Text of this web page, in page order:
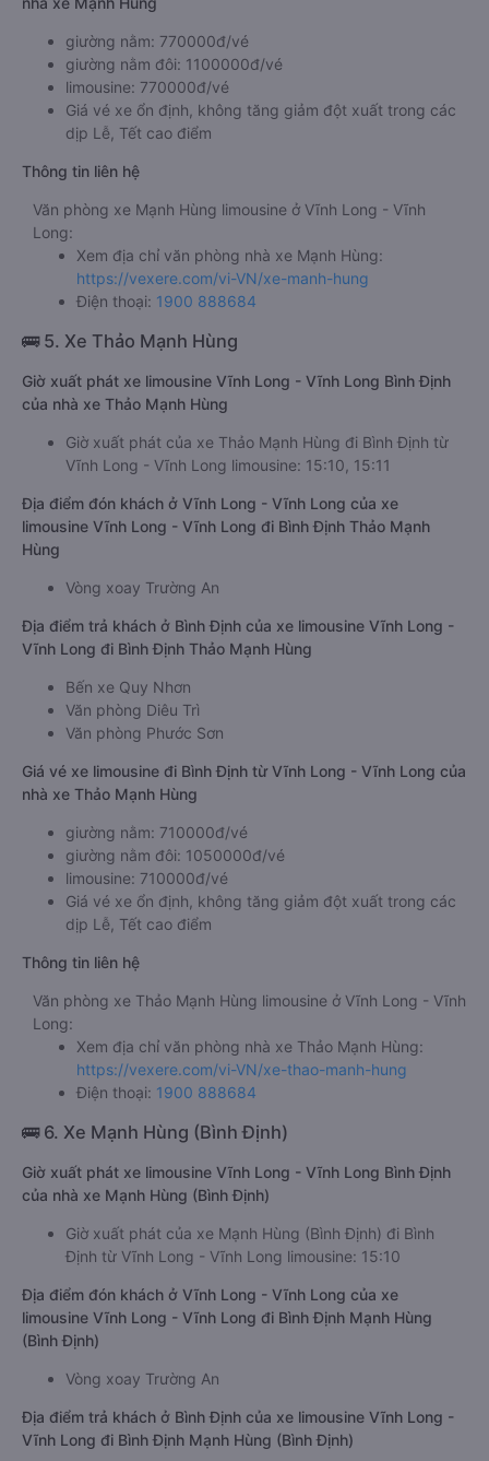
giường nằm: 770000đ/vé
giường nằm đôi: 1100000đ/vé
limousine: 770000đ/vé
Giá vé xe ổn định, không tăng giảm đột xuất trong các
dịp Lễ, Tết cao điểm
Thông tin liên hệ
Văn phòng xe Mạnh Hùng limousine ở Vĩnh Long - Vĩnh
Long:
Xem địa chỉ văn phòng nhà xe Mạnh Hùng:
https://vexere.com/vi-VN/xe-manh-hung
Điện thoại: 1900 888684
🚌 5. Xe Thảo Mạnh Hùng
Giờ xuất phát xe limousine Vĩnh Long - Vĩnh Long Bình Định
của nhà xe Thảo Mạnh Hùng
Giờ xuất phát của xe Thảo Mạnh Hùng đi Bình Định từ
Vĩnh Long - Vĩnh Long limousine: 15:10, 15:11
Địa điểm đón khách ở Vĩnh Long - Vĩnh Long của xe
limousine Vĩnh Long - Vĩnh Long đi Bình Định Thảo Mạnh
Hùng
Vòng xoay Trường An
Địa điểm trả khách ở Bình Định của xe limousine Vĩnh Long -
Vĩnh Long đi Bình Định Thảo Mạnh Hùng
Bến xe Quy Nhơn
Văn phòng Diêu Trì
Văn phòng Phước Sơn
Giá vé xe limousine đi Bình Định từ Vĩnh Long - Vĩnh Long của
nhà xe Thảo Mạnh Hùng
giường nằm: 710000đ/vé
giường nằm đôi: 1050000đ/vé
limousine: 710000đ/vé
Giá vé xe ổn định, không tăng giảm đột xuất trong các
dịp Lễ, Tết cao điểm
Thông tin liên hệ
Văn phòng xe Thảo Mạnh Hùng limousine ở Vĩnh Long - Vĩnh
Long:
Xem địa chỉ văn phòng nhà xe Thảo Mạnh Hùng:
https://vexere.com/vi-VN/xe-thao-manh-hung
Điện thoại: 1900 888684
🚌 6. Xe Mạnh Hùng (Bình Định)
Giờ xuất phát xe limousine Vĩnh Long - Vĩnh Long Bình Định
của nhà xe Mạnh Hùng (Bình Định)
Giờ xuất phát của xe Mạnh Hùng (Bình Định) đi Bình
Định từ Vĩnh Long - Vĩnh Long limousine: 15:10
Địa điểm đón khách ở Vĩnh Long - Vĩnh Long của xe
limousine Vĩnh Long - Vĩnh Long đi Bình Định Mạnh Hùng
(Bình Định)
Vòng xoay Trường An
Địa điểm trả khách ở Bình Định của xe limousine Vĩnh Long -
Vĩnh Long đi Bình Định Mạnh Hùng (Bình Định)